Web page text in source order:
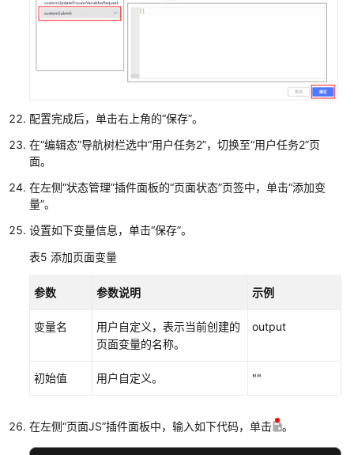
流
程
程
态
规
引
使
南
引
擎
配置完成后，单击右上角的“保存”。
在“编辑态”导航树栏选中“用户任务2”，切换至“用户任务2”页
面。
在左侧“状态管理”插件面板的“页面状态”页签中，单击“添加变
量”。
设置如下变量信息，单击“保存”。
表5 添加页面变量
参数 参数说明 示例
变量名
用户自定义，表示当前创建的
页面变量的名称。
output
初始值 用户自定义。 ""
在左侧“页面JS”插件面板中，输入如下代码，单击 。